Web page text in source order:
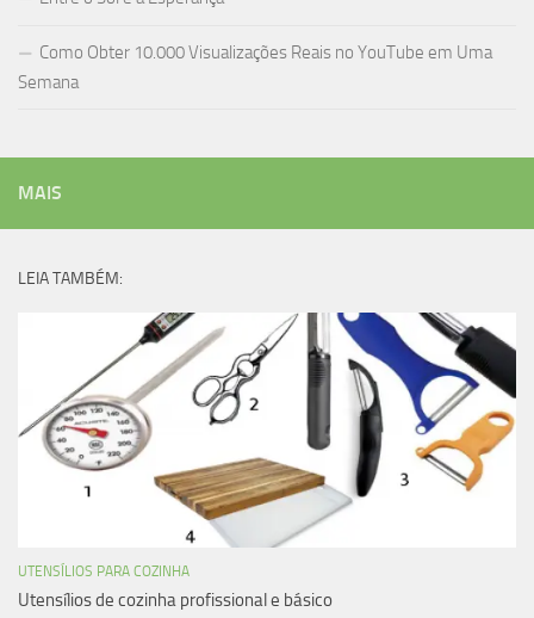
Como Obter 10.000 Visualizações Reais no YouTube em Uma
Semana
MAIS
LEIA TAMBÉM:
UTENSÍLIOS PARA COZINHA
Utensílios de cozinha profissional e básico